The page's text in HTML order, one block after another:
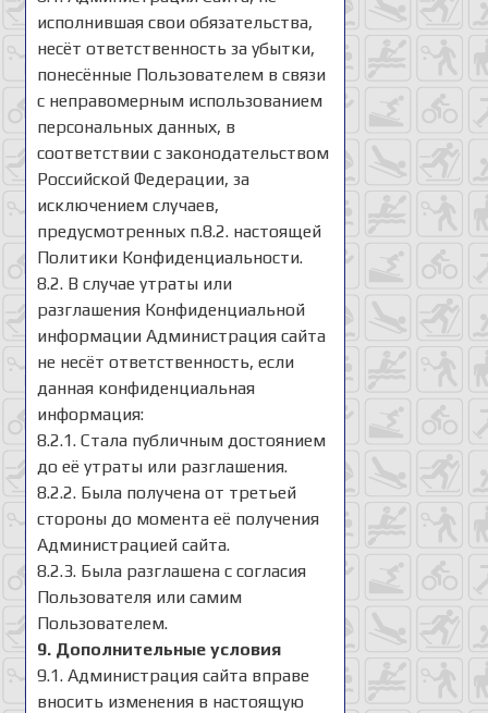
исполнившая свои обязательства,
несёт ответственность за убытки,
понесённые Пользователем в связи
с неправомерным использованием
персональных данных, в
соответствии с законодательством
Российской Федерации, за
исключением случаев,
предусмотренных п.8.2. настоящей
Политики Конфиденциальности.
8.2. В случае утраты или
разглашения Конфиденциальной
информации Администрация сайта
не несёт ответственность, если
данная конфиденциальная
информация:
8.2.1. Стала публичным достоянием
до её утраты или разглашения.
8.2.2. Была получена от третьей
стороны до момента её получения
Администрацией сайта.
8.2.3. Была разглашена с согласия
Пользователя или самим
Пользователем.
9. Дополнительные условия
9.1. Администрация сайта вправе
вносить изменения в настоящую